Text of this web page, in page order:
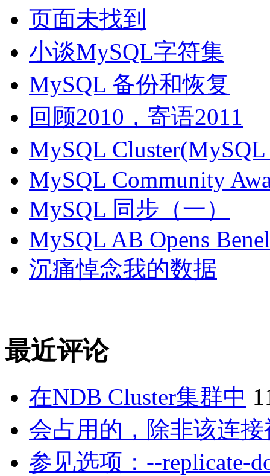
页面未找到
小谈MySQL字符集
MySQL 备份和恢复
回顾2010，寄语2011
MySQL
MySQL Community
MySQL 同步（一）
MySQL AB Opens
沉痛悼念我的数据
最近评论
在NDB Cluster集群中
会占用的，除非该连
参见选项：--replicate-